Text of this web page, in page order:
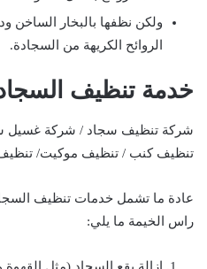
ولكن نظفها بالبخار الساخن
الروائح الكريهة من السجادة.
خدمة تنظيف
شركة تنظيف سجاد / شركة غسيل
تنظيف كنب / تنظيف موكيت/ تنظيف
عادة ما تشمل خدمات تنظيف
راس الخيمة ما يلي: